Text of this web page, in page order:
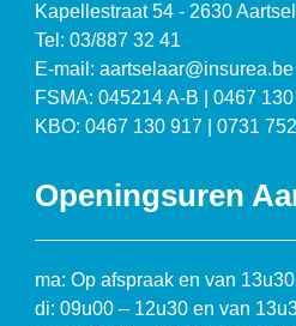
Kapellestraat 54 - 2630
Tel: 03/887 32 41
E-mail: aartselaar@insurea.be
FSMA: 045214 A-B | 0467
KBO: 0467 130 917 | 0731
Openingsuren
ma: Op afspraak en van
di: 09u00 – 12u30 en van